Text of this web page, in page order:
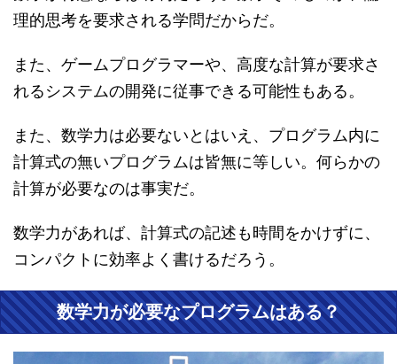
理的思考を要求される学問だからだ。
また、ゲームプログラマーや、高度な計算が要求さ
れるシステムの開発に従事できる可能性もある。
また、数学力は必要ないとはいえ、プログラム内に
計算式の無いプログラムは皆無に等しい。何らかの
計算が必要なのは事実だ。
数学力があれば、計算式の記述も時間をかけずに、
コンパクトに効率よく書けるだろう。
数学力が必要なプログラムはある？